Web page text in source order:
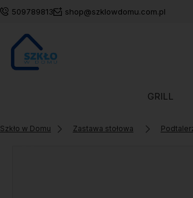
509789813 shop@szklowdomu.com.pl
GRILL
Szkło w Domu Zastawa stołowa